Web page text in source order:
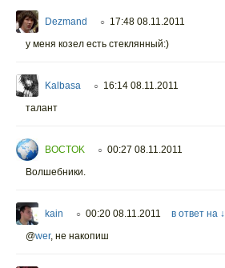
Dezmand ○ 17:48 08.11.2011
у меня козел есть стеклянный:)
Kalbasa ○ 16:14 08.11.2011
талант
BOCTOK ○ 00:27 08.11.2011
Волшебники.
kain ○ 00:20 08.11.2011 в ответ на ↓
@wer, не накопиш